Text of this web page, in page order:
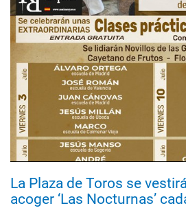
La Plaza de Toros se
acoger ‘Las Nocturnas’